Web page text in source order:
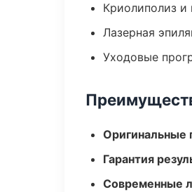
Криолиполиз и
Лазерная
Уходовые
Оригинальные
Гарантия
Современные